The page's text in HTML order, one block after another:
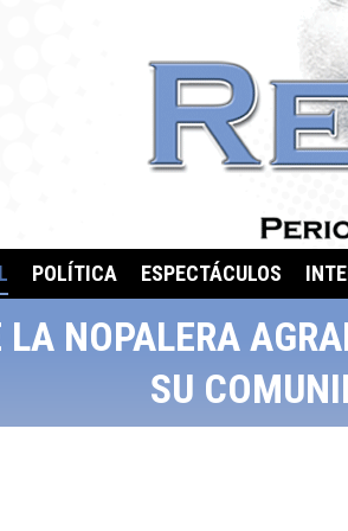
POLÍTICA ESPECTÁCULOS
LA NOPALERA
SU